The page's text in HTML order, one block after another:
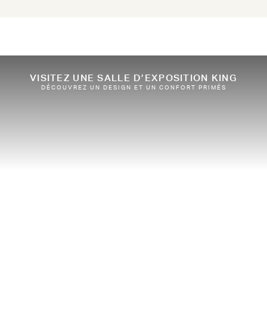
VISITEZ UNE SALLE D’EXPOSITION KING
DÉCOUVREZ UN DESIGN ET UN CONFORT PRIMÉS